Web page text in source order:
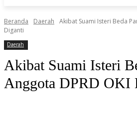
Beranda Daerah
Akibat Suami Isteri Beda
Diganti
Daerah
Akibat Suami Isteri
Anggota DPRD OKI